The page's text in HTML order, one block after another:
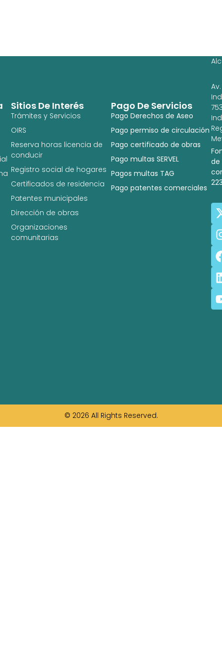
Pago De Servicios
Pago Derechos de Aseo
Pago permiso de circulación
Pago certificado de obras
Pago multas SERVEL
Pagos multas TAG
Pago patentes comerciales
Sitios De Interés
Trámites y Servicios
OIRS
Reserva horas licencia de
conducir
Registro social de hogares
Certificados de residencia
Patentes municipales
Dirección de obras
Organizaciones
comunitarias
Av.
de
© 2026 All Rights Reserved.